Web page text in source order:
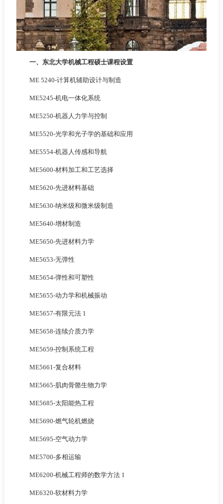
一、东北大学机械工程硕士课程设置
ME 5240-计算机辅助设计与制造
ME5245-机电一体化系统
ME5250-机器人力学与控制
ME5520-光学和光子学的基础和应用
ME5554-机器人传感和导航
ME5600-材料加工和工艺选择
ME5620-先进材料基础
ME5630-纳米级和微米级制造
ME5640-增材制造
ME5650-先进材料力学
ME5653-无弹性
ME5654-弹性和可塑性
ME5655-动力学和机械振动
ME5657-有限元法 1
ME5658-连续介质力学
ME5659-控制系统工程
ME5661-复合材料
ME5665-肌肉骨骼生物力学
ME5685-太阳能热工程
ME5690-燃气轮机燃烧
ME5695-空气动力学
ME5700-多相运输
ME6200-机械工程师的数学方法 1
ME6320-软材料力学